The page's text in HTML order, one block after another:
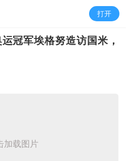
打开
冠军埃格努造访国米，
加载图片